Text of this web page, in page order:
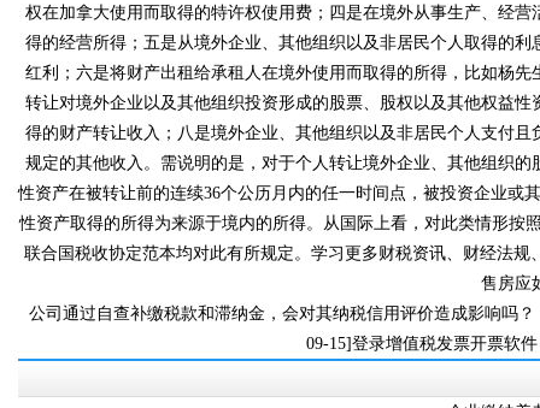
权在加拿大使用而取得的特许权使用费；四是在境外从事生产、经营
得的经营所得；五是从境外企业、其他组织以及非居民个人取得的利息
红利；六是将财产出租给承租人在境外使用而取得的所得，比如杨
转让对境外企业以及其他组织投资形成的股票、股权以及其他权益
得的财产转让收入；八是境外企业、其他组织以及非居民个人支付且
规定的其他收入。需说明的是，对于个人转让境外企业、其他
性资产在被转让前的连续36个公历月内的任一时间点，被投资企业
性资产取得的所得为来源于境内的所得。从国际上看，对此类情形
联合国税收协定范本均对此有所规定。学习更多财税资讯、财经法规
售房应
公司通过自查补缴税款和滞纳金，会对其纳税信用评价造成影响吗
09-15]登录增值税发票开票软件（